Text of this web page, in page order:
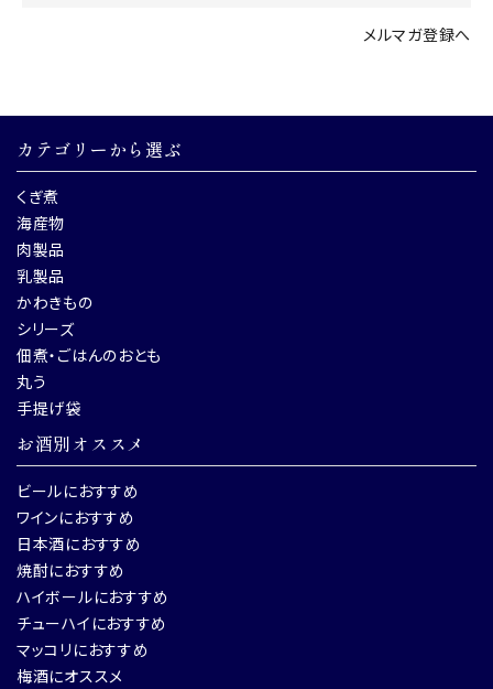
メルマガ登録へ
カテゴリーから選ぶ
くぎ煮
海産物
肉製品
乳製品
かわきもの
シリーズ
佃煮・ごはんのおとも
丸う
手提げ袋
お酒別オススメ
ビールにおすすめ
ワインにおすすめ
日本酒におすすめ
焼酎におすすめ
ハイボールにおすすめ
チューハイにおすすめ
マッコリにおすすめ
梅酒にオススメ